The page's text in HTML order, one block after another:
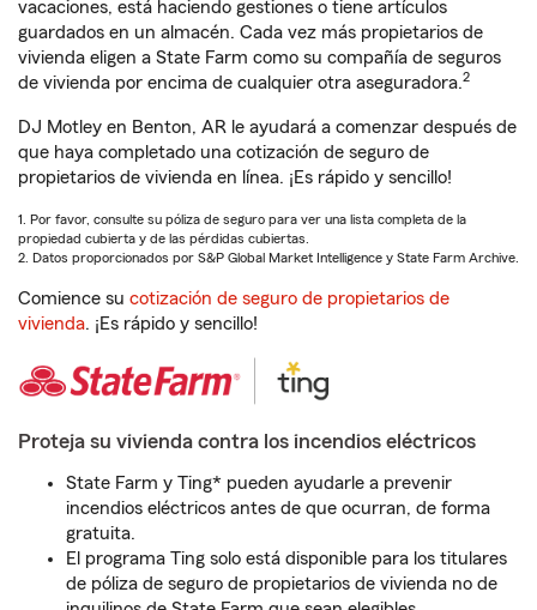
vacaciones, está haciendo gestiones o tiene artículos
guardados en un almacén. Cada vez más propietarios de
vivienda eligen a State Farm como su compañía de seguros
de vivienda por encima de cualquier otra aseguradora.2
DJ Motley en Benton, AR le ayudará a comenzar después de
que haya completado una cotización de seguro de
propietarios de vivienda en línea. ¡Es rápido y sencillo!
1. Por favor, consulte su póliza de seguro para ver una lista completa de la
propiedad cubierta y de las pérdidas cubiertas.
2. Datos proporcionados por S&P Global Market Intelligence y State Farm Archive.
Comience su cotización de seguro de propietarios de
vivienda. ¡Es rápido y sencillo!
Proteja su vivienda contra los incendios eléctricos
State Farm y Ting* pueden ayudarle a prevenir
incendios eléctricos antes de que ocurran, de forma
gratuita.
El programa Ting solo está disponible para los titulares
de póliza de seguro de propietarios de vivienda no de